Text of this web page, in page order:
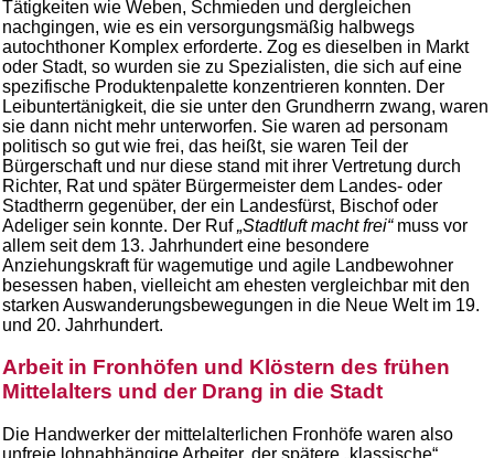
Tätigkeiten wie Weben, Schmieden und dergleichen
nachgingen, wie es ein versorgungsmäßig halbwegs
autochthoner Komplex erforderte. Zog es dieselben in Markt
oder Stadt, so wurden sie zu Spezialisten, die sich auf eine
spezifische Produktenpalette konzentrieren konnten. Der
Leibuntertänigkeit, die sie unter den Grundherrn zwang, waren
sie dann nicht mehr unterworfen. Sie waren ad personam
politisch so gut wie frei, das heißt, sie waren Teil der
Bürgerschaft und nur diese stand mit ihrer Vertretung durch
Richter, Rat und später Bürgermeister dem Landes- oder
Stadtherrn gegenüber, der ein Landesfürst, Bischof oder
Adeliger sein konnte. Der Ruf„Stadtluft macht frei“muss vor
allem seit dem 13. Jahrhundert eine besondere
Anziehungskraft für wagemutige und agile Landbewohner
besessen haben, vielleicht am ehesten vergleichbar mit den
starken Auswanderungsbewegungen in die Neue Welt im 19.
und 20. Jahrhundert.
Arbeit in Fronhöfen und Klöstern des frühen
Mittelalters und der Drang in die Stadt
Die Handwerker der mittelalterlichen Fronhöfe waren also
unfreie lohnabhängige Arbeiter, der spätere „klassische“